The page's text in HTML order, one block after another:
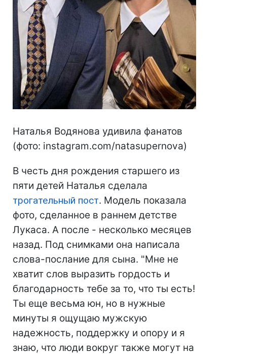
Наталья Водянова удивила фанатов
(фото: instagram.com/natasupernova)
В честь дня рождения старшего из
пяти детей Наталья сделала
трогательный пост. Модель показала
фото, сделанное в раннем детстве
Лукаса. А после - несколько месяцев
назад. Под снимками она написала
слова-послание для сына. "Мне не
хватит слов выразить гордость и
благодарность тебе за то, что ты есть!
Ты еще весьма юн, но в нужные
минуты я ощущаю мужскую
надежность, поддержку и опору и я
знаю, что люди вокруг также могут на